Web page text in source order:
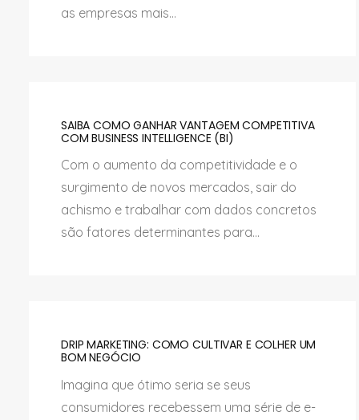
as empresas mais...
SAIBA COMO GANHAR VANTAGEM COMPETITIVA
COM BUSINESS INTELLIGENCE (BI)
Com o aumento da competitividade e o
surgimento de novos mercados, sair do
achismo e trabalhar com dados concretos
são fatores determinantes para...
DRIP MARKETING: COMO CULTIVAR E COLHER UM
BOM NEGÓCIO
Imagina que ótimo seria se seus
consumidores recebessem uma série de e-